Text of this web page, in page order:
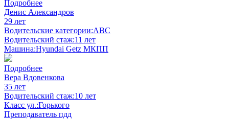
Подробнее
Денис Александров
29 лет
Водительские категории:ABC
Водительский стаж:11 лет
Машина:Hyundai Getz МКПП
Подробнее
Вера Вдовенкова
35 лет
Водительский стаж:10 лет
Класс ул.:Горького
Преподаватель пдд